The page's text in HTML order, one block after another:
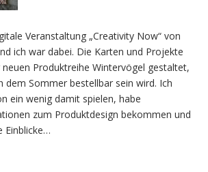
Veranstaltung „Creativity Now“ von
ich war dabei. Die Karten und Projekte
Produktreihe Wintervögel gestaltet,
dem Sommer bestellbar sein wird. Ich
ein wenig damit spielen, habe
zum Produktdesign bekommen und
Einblicke…